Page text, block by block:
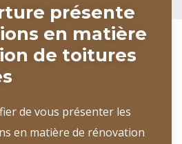
présente
en matière
de toitures
de vous présenter les
en matière de rénovation